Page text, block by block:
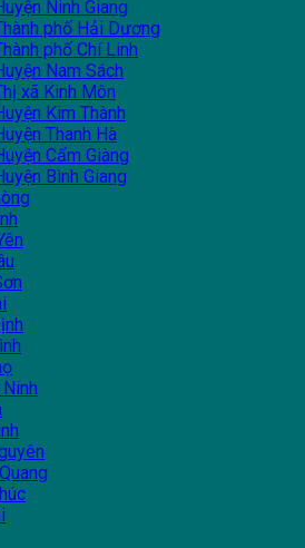
Ninh Giang
phố Hải Dương
phố Chí Linh
Nam Sách
xã Kinh Môn
Kim Thành
Thanh Hà
Cẩm Giàng
Bình Giang